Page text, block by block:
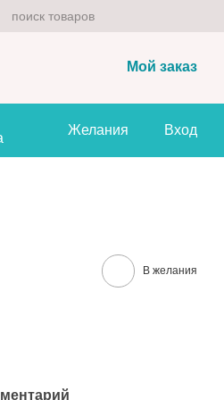
Мой заказ
Желания Вход
В желания